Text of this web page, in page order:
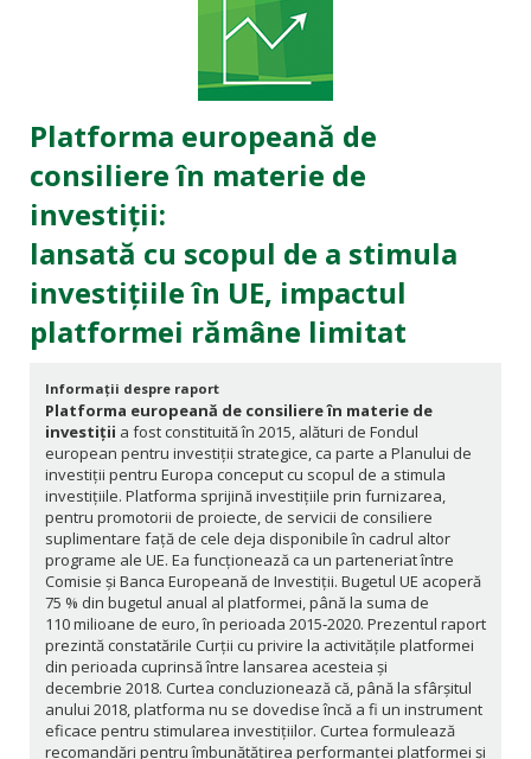
Platforma europeană de
consiliere în materie de
investiții:
lansată cu scopul de a stimula
investițiile în UE, impactul
platformei rămâne limitat
Informații despre raport
Platforma europeană de consiliere în materie de
investiții a fost constituită în 2015, alături de Fondul
european pentru investiții strategice, ca parte a Planului de
investiții pentru Europa conceput cu scopul de a stimula
investițiile. Platforma sprijină investițiile prin furnizarea,
pentru promotorii de proiecte, de servicii de consiliere
suplimentare față de cele deja disponibile în cadrul altor
programe ale UE. Ea funcționează ca un parteneriat între
Comisie și Banca Europeană de Investiții. Bugetul UE acoperă
75 % din bugetul anual al platformei, până la suma de
110 milioane de euro, în perioada 2015‑2020. Prezentul raport
prezintă constatările Curții cu privire la activitățile platformei
din perioada cuprinsă între lansarea acesteia și
decembrie 2018. Curtea concluzionează că, până la sfârșitul
anului 2018, platforma nu se dovedise încă a fi un instrument
eficace pentru stimularea investițiilor. Curtea formulează
recomandări pentru îmbunătățirea performanței platformei și